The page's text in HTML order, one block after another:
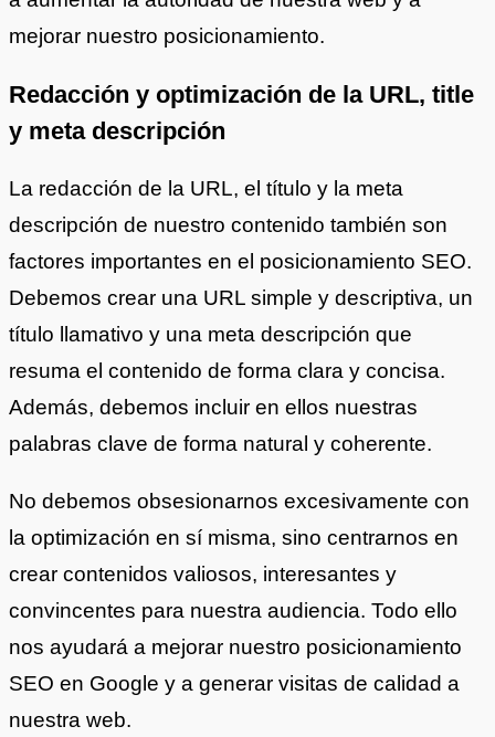
mejorar nuestro posicionamiento.
Redacción y optimización de la URL, title
y meta descripción
La redacción de la URL, el título y la meta
descripción de nuestro contenido también son
factores importantes en el posicionamiento SEO.
Debemos crear una URL simple y descriptiva, un
título llamativo y una meta descripción que
resuma el contenido de forma clara y concisa.
Además, debemos incluir en ellos nuestras
palabras clave de forma natural y coherente.
No debemos obsesionarnos excesivamente con
la optimización en sí misma, sino centrarnos en
crear contenidos valiosos, interesantes y
convincentes para nuestra audiencia. Todo ello
nos ayudará a mejorar nuestro posicionamiento
SEO en Google y a generar visitas de calidad a
nuestra web.